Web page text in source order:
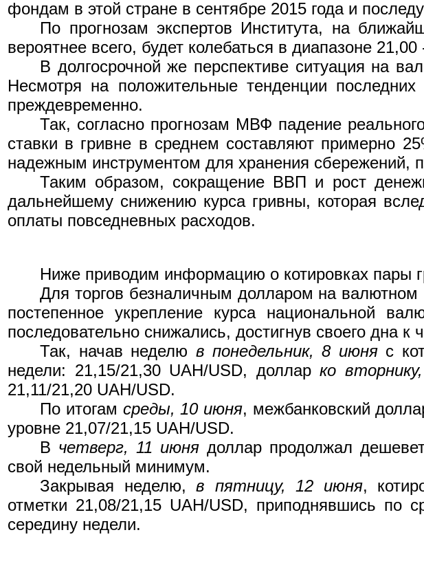
фондам в этой стране в сентябре 2015 года и
По прогнозам экспертов Института, на
вероятнее всего, будет колебаться в диапазоне
В долгосрочной же перспективе ситуация на
Несмотря на положительные тенденции
преждевременно.
Так, согласно прогнозам МВФ падение
ставки в гривне в среднем составляют примерно
надежным инструментом для хранения сбережений,
Таким образом, сокращение ВВП и рост
дальнейшему снижению курса гривны, которая
оплаты повседневных расходов.
Ниже приводим информацию о котировках
Для торгов безналичным долларом на валютном
постепенное укрепление курса национальной
последовательно снижались, достигнув своего дна к
Так, начав неделю в понедельник, 8 июняс
недели: 21,15/21,30 UAH/USD, долларко
21,11/21,20 UAH/USD.
По итогам среды, 10 июня, межбанковский
уровне 21,07/21,15 UAH/USD.
В четверг, 11 июня доллар продолжал
свой недельный минимум.
Закрывая неделю,в пятницу, 12 июня,
отметки 21,08/21,15 UAH/USD, приподнявшись по
середину недели.